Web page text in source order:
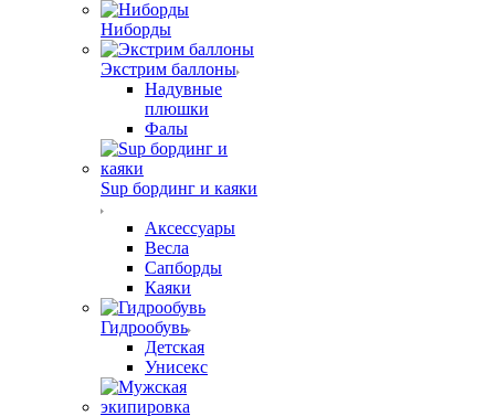
Ниборды
Экстрим баллоны
Надувные
плюшки
Фалы
Sup бординг и каяки
Аксессуары
Весла
Сапборды
Каяки
Гидрообувь
Детская
Унисекс